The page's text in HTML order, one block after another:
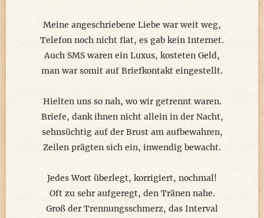
Meine angeschriebene Liebe war weit weg,
Telefon noch nicht flat, es gab kein Internet.
Auch SMS waren ein Luxus, kosteten Geld,
man war somit auf Briefkontakt eingestellt.
Hielten uns so nah, wo wir getrennt waren.
Briefe, dank ihnen nicht allein in der Nacht,
sehnsüchtig auf der Brust am aufbewahren,
Zeilen prägten sich ein, inwendig bewacht.
Jedes Wort überlegt, korrigiert, nochmal!
Oft zu sehr aufgeregt, den Tränen nahe.
Groß der Trennungsschmerz, das Interval